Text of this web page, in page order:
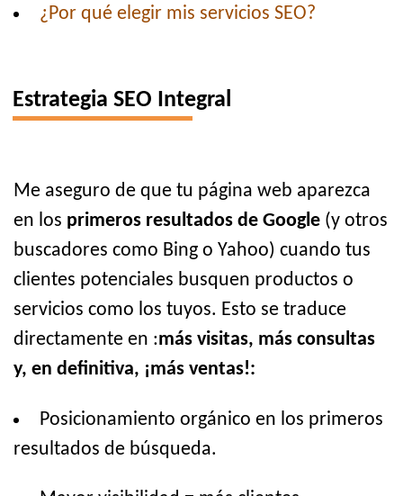
¿Por qué elegir mis servicios SEO?
Estrategia SEO Integral
Me aseguro de que tu página web aparezca
en los primeros resultados de Google (y otros
buscadores como Bing o Yahoo) cuando tus
clientes potenciales busquen productos o
servicios como los tuyos. Esto se traduce
directamente en :más visitas, más consultas
y, en definitiva, ¡más ventas!:
Posicionamiento orgánico en los primeros
resultados de búsqueda.